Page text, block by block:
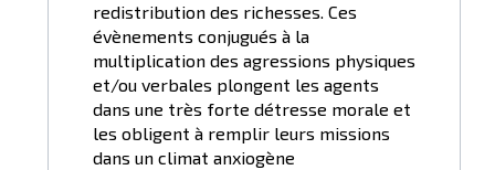
redistribution des richesses. Ces
évènements conjugués à la
multiplication des agressions physiques
et/ou verbales plongent les agents
dans une très forte détresse morale et
les obligent à remplir leurs missions
dans un climat anxiogène